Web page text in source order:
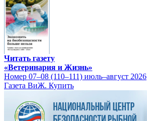
Читать газету
«Ветеринария и Жизнь»
Номер 07–08 (110–111) июль–август 2026
Газета ВиЖ. Купить